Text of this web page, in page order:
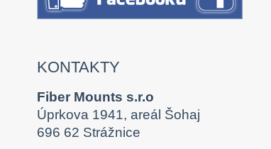
KONTAKTY
Fiber Mounts s.r.o
Úprkova 1941, areál Šohaj
696 62 Strážnice